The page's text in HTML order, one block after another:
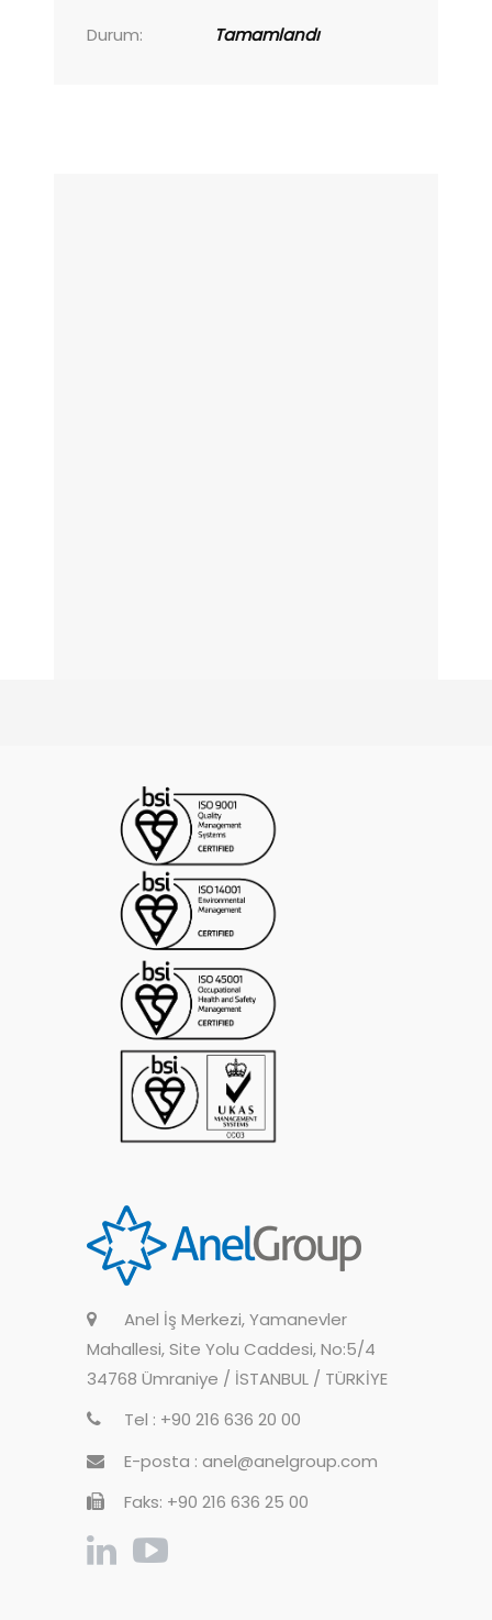
Durum: Tamamlandı
Anel İş Merkezi, Yamanevler
Mahallesi, Site Yolu Caddesi, No:5/4
34768 Ümraniye / İSTANBUL / TÜRKİYE
Tel : +90 216 636 20 00
E-posta : anel@anelgroup.com
Faks: +90 216 636 25 00